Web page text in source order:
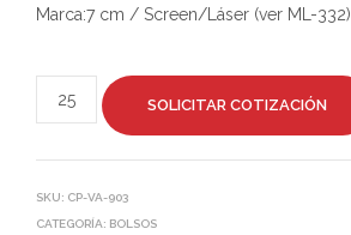
Marca:7 cm / Screen/Láser (ver ML-332)
SOLICITAR COTIZACIÓN
SKU: CP-VA-903
CATEGORÍA: BOLSOS